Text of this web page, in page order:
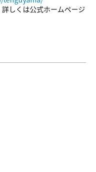
しくは公式ホームページ